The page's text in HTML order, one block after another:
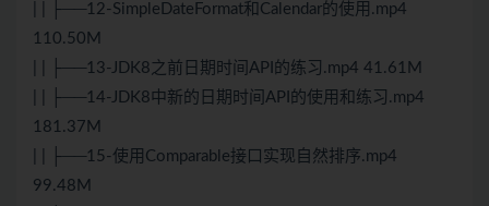
| | ├──12-SimpleDateFormat和Calendar的使用.mp4
110.50M
| | ├──13-JDK8之前日期时间API的练习.mp4 41.61M
| | ├──14-JDK8中新的日期时间API的使用和练习.mp4
181.37M
| | ├──15-使用Comparable接口实现自然排序.mp4
99.48M